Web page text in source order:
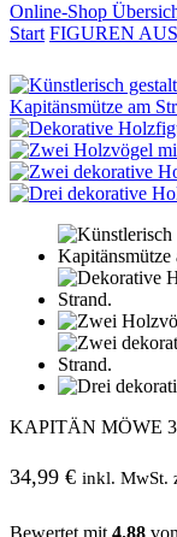
Online-Shop
Start FIGUREN
KAPITÄN MÖWE
34,99 € inkl. MwSt.